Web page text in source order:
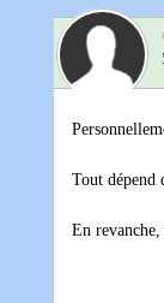
Tout dépend
En